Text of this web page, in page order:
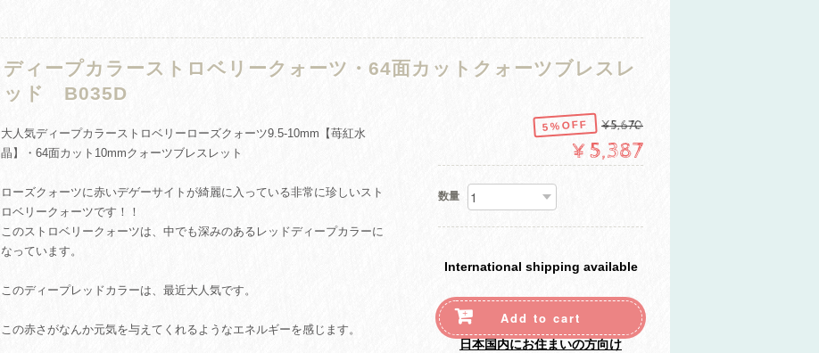
ディープカラーストロベリークォーツ・64面カットクォーツブレスレ
ッド B035D
大人気ディープカラーストロベリーローズクォーツ9.5-10mm【苺紅水
晶】・64面カット10mmクォーツブレスレット
ローズクォーツに赤いデゲーサイトが綺麗に入っている非常に珍しいスト
ロベリークォーツです！！
このストロベリークォーツは、中でも深みのあるレッドディープカラーに
なっています。
このディープレッドカラーは、最近大人気です。
この赤さがなんか元気を与えてくれるようなエネルギーを感じます。
5%OFF ¥5,670
¥5,387
数量
International shipping available
Add to cart
日本国内にお住まいの方向け